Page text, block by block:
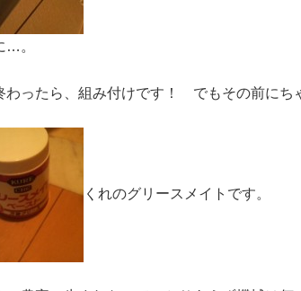
…。
わったら、組み付けです！ でもその前にち
くれのグリースメイトです。